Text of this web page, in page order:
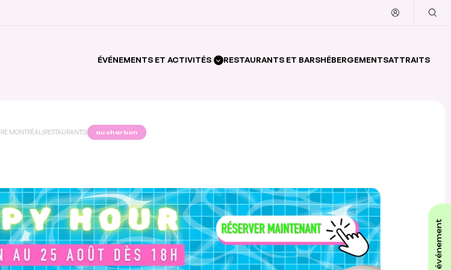
ÉVÉNEMENTS ET ACTIVITÉS RESTAURANTS ET BARSHÉBERGEMENTSATTRAITS
MONTRÉAL |RESTAURANTS| au charbon